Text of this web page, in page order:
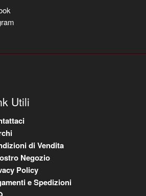
Utili
di Vendita
Negozio
Policy
e Spedizioni